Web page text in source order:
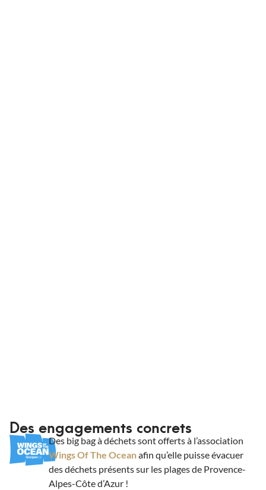
Des engagements concrets
Des big bag à déchets sont offerts à l’association
Wings Of The Oceanafin qu’elle puisse évacuer
des déchets présents sur les plages de Provence-
Alpes-Côte d’Azur !